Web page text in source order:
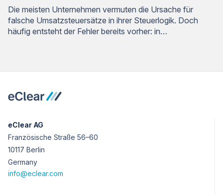
Die meisten Unternehmen vermuten die Ursache für
falsche Umsatzsteuersätze in ihrer Steuerlogik. Doch
häufig entsteht der Fehler bereits vorher: in…
eClear AG
Französische Straße 56–60
10117 Berlin
Germany
info@eclear.com